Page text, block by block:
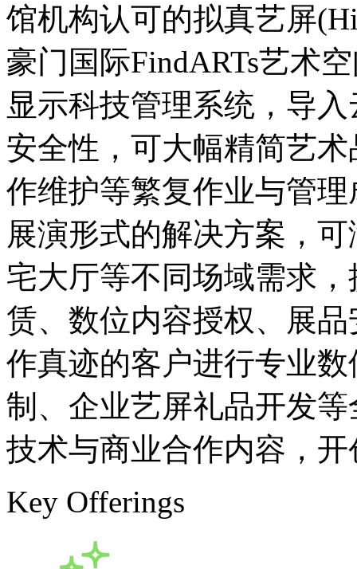
馆机构认可的拟真艺屏
豪门国际FindARTs艺术
显示科技管理系统，导
安全性，可大幅精简艺
作维护等繁复作业与管
展演形式的解决方案，
宅大厅等不同场域需求
赁、数位内容授权、展
作真迹的客户进行专业
制、企业艺屏礼品开发
技术与商业合作内容，
Key Offerings